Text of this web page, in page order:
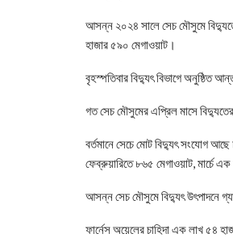
আসন্ন ২০২৪ সালে সেচ মৌসুমে
হাজার ৫৯০ মেগাওয়াট।
বৃহস্পতিবার বিদ্যুৎ বিভাগে অনুষ্ঠিত
গত সেচ মৌসুমের এপ্রিল মাসে বিদ্যুতের
বর্তমানে সেচে মোট বিদ্যুৎ সংযোগ
ফেব্রুয়ারিতে ৮৬৫ মেগাওয়াট, মার্চে
আসন্ন সেচ মৌসুমে বিদ্যুৎ উৎপাদনে
ফার্নেস অয়েলের চাহিদা এক লাখ ৫৪